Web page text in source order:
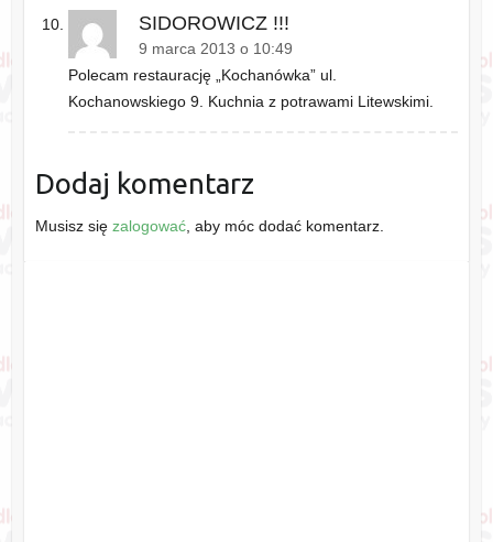
SIDOROWICZ !!!
9 marca 2013 o 10:49
Polecam restaurację „Kochanówka” ul.
Kochanowskiego 9. Kuchnia z potrawami Litewskimi.
Dodaj komentarz
Musisz się zalogować, aby móc dodać komentarz.